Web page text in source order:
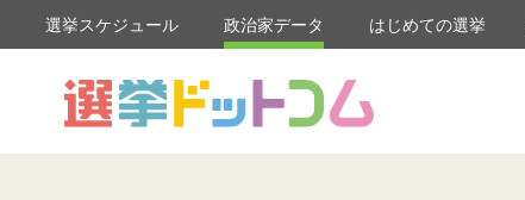
選挙スケジュール 政治家データ はじめての選挙